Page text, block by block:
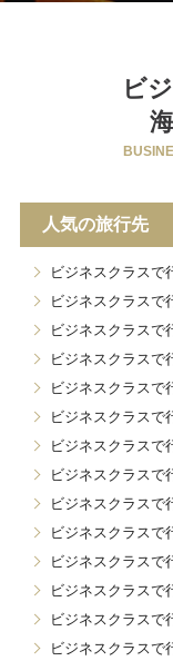
ビ
人気の旅行先
ビジネスクラスで
ビジネスクラスで
ビジネスクラスで
ビジネスクラスで
ビジネスクラスで
ビジネスクラスで
ビジネスクラスで
ビジネスクラスで
ビジネスクラスで
ビジネスクラスで
ビジネスクラスで
ビジネスクラスで
ビジネスクラスで
ビジネスクラスで